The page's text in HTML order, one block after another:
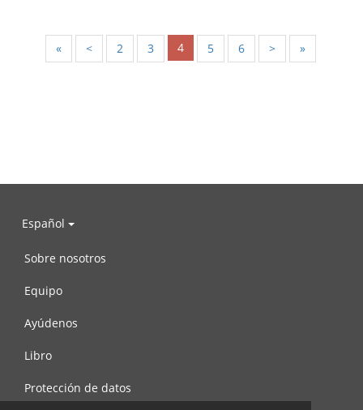
« < 2 3 4 5 6 > »
Español
Sobre nosotros
Equipo
Ayúdenos
Libro
Protección de datos